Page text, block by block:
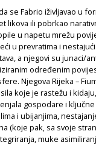
se Fabrio iživljavao u
likova ili pobrkao
u napetu mrežu
u prevratima i
a njegovi su junaci/
određenim
Njegova Rijeka –
koje je rastežu i
gospodare i
i ubijanjima,
(koje pak, sa svoje
muke